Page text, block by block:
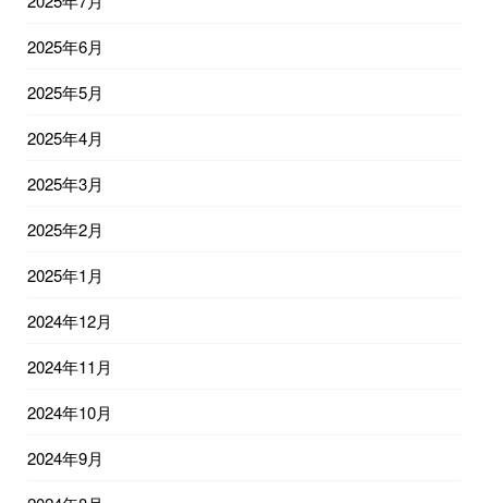
2025年6月
2025年5月
2025年4月
2025年3月
2025年2月
2025年1月
2024年12月
2024年11月
2024年10月
2024年9月